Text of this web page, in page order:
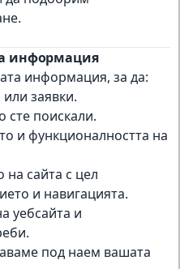
информация
информация, за да:
заявки.
сте поискали.
и функционалността на
сайта с цел
и навигацията.
уебсайта и
под наем вашата